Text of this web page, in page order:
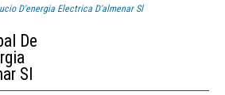
D'energia Electrica D'almenar Sl
De
Sl